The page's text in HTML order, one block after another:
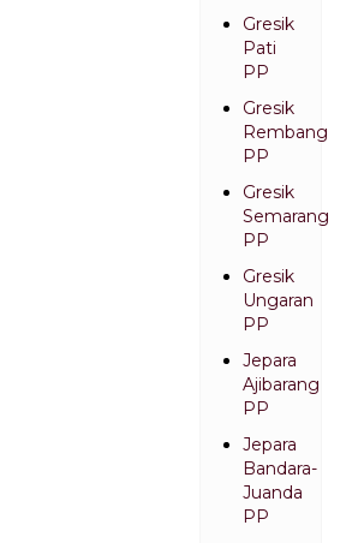
Gresik
Pati
PP
Gresik
Rembang
PP
Gresik
Semarang
PP
Gresik
Ungaran
PP
Jepara
Ajibarang
PP
Jepara
Bandara-
Juanda
PP